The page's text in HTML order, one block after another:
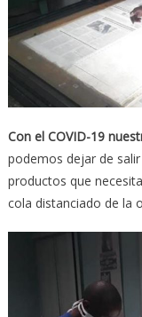
Con el COVID-19
podemos dejar de
productos que
cola distanciado de la